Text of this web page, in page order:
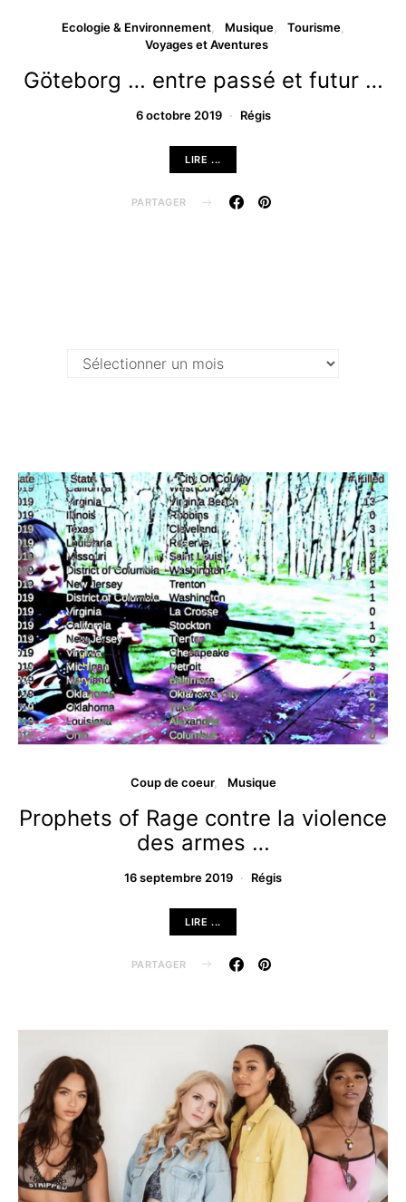
Ecologie & Environnement Musique
Tourisme
Voyages et Aventures
Göteborg … entre passé et futur …
6 octobre 2019 Régis
LIRE ...
PARTAGER
Archives
Coup de coeur Musique
Prophets of Rage contre la violence
des armes …
16 septembre 2019 Régis
LIRE ...
PARTAGER